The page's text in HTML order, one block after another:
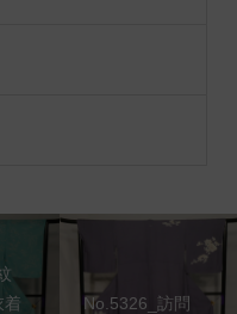
No.5326_訪問